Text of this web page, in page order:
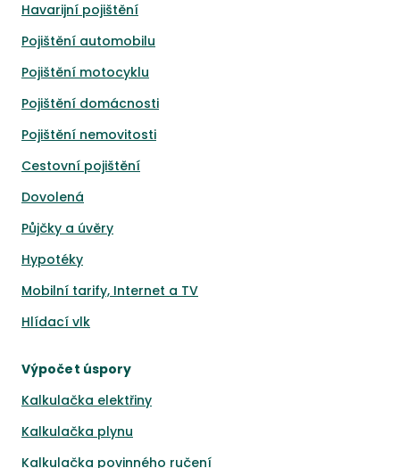
Havarijní pojištění
Pojištění automobilu
Pojištění motocyklu
Pojištění domácnosti
Pojištění nemovitosti
Cestovní pojištění
Dovolená
Půjčky a úvěry
Hypotéky
Mobilní tarify, Internet a TV
Hlídací vlk
Výpočet úspory
Kalkulačka elektřiny
Kalkulačka plynu
Kalkulačka povinného ručení